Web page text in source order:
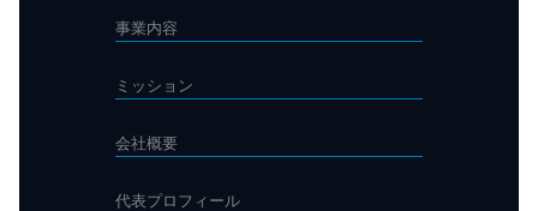
事業内容
ミッション
会社概要
代表プロフィール